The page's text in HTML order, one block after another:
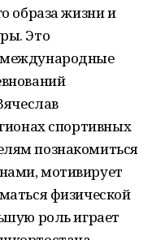
образа жизни и
Это
спортивных
познакомиться
мотивирует
физической
роль играет